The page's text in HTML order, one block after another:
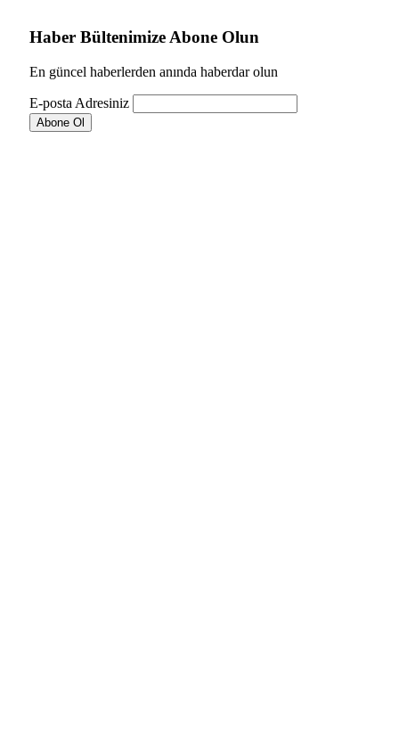
Haber Bültenimize Abone Olun
En güncel haberlerden anında haberdar olun
E-posta Adresiniz